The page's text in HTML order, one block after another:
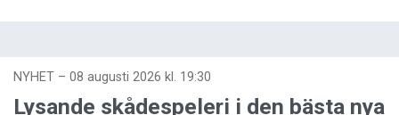
NYHET – 08 augusti 2026 kl. 19:30
Lysande skådespeleri i den bästa nya